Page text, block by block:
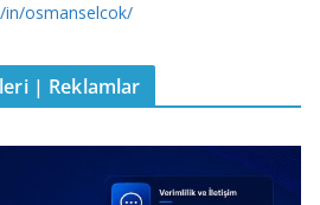
in/osmanselcok/
| Reklamlar